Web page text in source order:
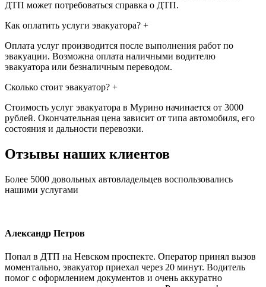
ДТП может потребоваться справка о ДТП.
Как оплатить услуги эвакуатора? +
Оплата услуг производится после выполнения работ по
эвакуации. Возможна оплата наличными водителю
эвакуатора или безналичным переводом.
Сколько стоит эвакуатор? +
Стоимость услуг эвакуатора в Мурино начинается от 3000
рублей. Окончательная цена зависит от типа автомобиля, его
состояния и дальности перевозки.
Отзывы наших клиентов
Более 5000 довольных автовладельцев воспользовались
нашими услугами
Александр Петров
Попал в ДТП на Невском проспекте. Оператор принял вызов
моментально, эвакуатор приехал через 20 минут. Водитель
помог с оформлением документов и очень аккуратно